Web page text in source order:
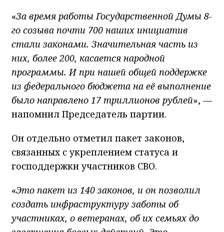
«За время работы Государственной Думы 8-
го созыва почти 700 наших инициатив
стали законами. Значительная часть из
них, более 200, касается народной
программы. И при нашей общей поддержке
из федерального бюджета на её выполнение
было направлено 17 триллионов рублей», —
напомнил Председатель партии.
Он отдельно отметил пакет законов,
связанных с укреплением статуса и
господдержки участников СВО.
«Это пакет из 140 законов, и он позволил
создать инфраструктуру заботы об
участниках, о ветеранах, об их семьях до